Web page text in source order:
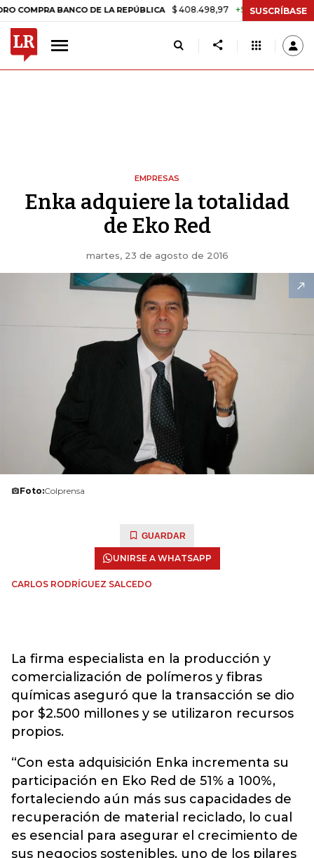
BANCO DE LA REPÚBLICA $ 408.498,97 +$ 8.753,81 +2,19%
SUSCRÍBASE
EMPRESAS
Enka adquiere la totalidad
de Eko Red
martes, 23 de agosto de 2016
Foto:Colprensa
GUARDAR
UNIRSE A WHATSAPP
CARLOS RODRÍGUEZ SALCEDO
La firma especialista en la producción y
comercialización de polímeros y fibras
químicas aseguró que la transacción se dio
por $2.500 millones y se utilizaron recursos
propios.
“Con esta adquisición Enka incrementa su
participación en Eko Red de 51% a 100%,
fortaleciendo aún más sus capacidades de
recuperación de material reciclado, lo cual
es esencial para asegurar el crecimiento de
sus negocios sostenibles, uno de los pilares